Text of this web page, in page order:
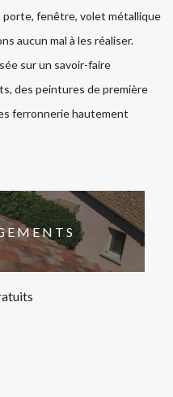
fenêtre, volet métallique
aucun mal à les réaliser.
sur un savoir-faire
des peintures de première
ferronnerie hautement